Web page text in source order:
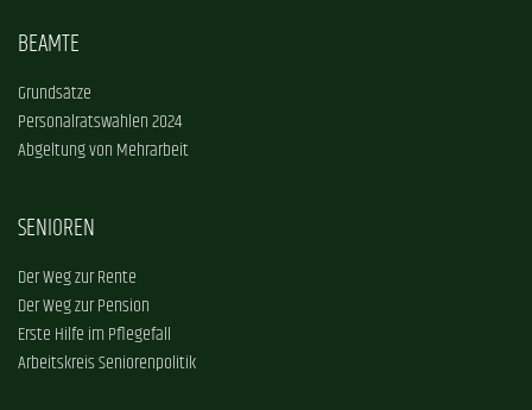
BEAMTE
Grundsätze
Personalratswahlen 2024
Abgeltung von Mehrarbeit
SENIOREN
Der Weg zur Rente
Der Weg zur Pension
Erste Hilfe im Pflegefall
Arbeitskreis Seniorenpolitik